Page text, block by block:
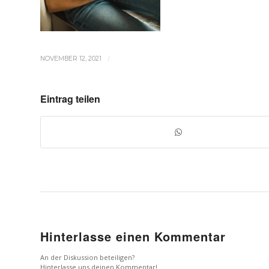
NOVEMBER 12, 2021 /
Eintrag teilen
Hinterlasse einen Kommentar
An der Diskussion beteiligen?
Hinterlasse uns deinen Kommentar!